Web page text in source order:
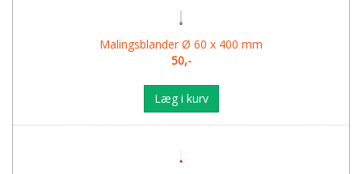
Malingsblander Ø 60 x 400 mm
50,-
Læg i kurv